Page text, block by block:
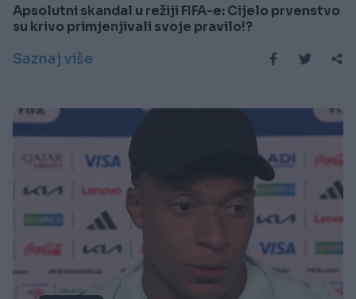
Apsolutni skandal u režiji FIFA-e: Cijelo prvenstvo
su krivo primjenjivali svoje pravilo!?
Saznaj više